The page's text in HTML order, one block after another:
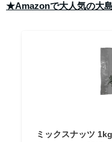
★Amazonで大人気の大
ミックスナッツ